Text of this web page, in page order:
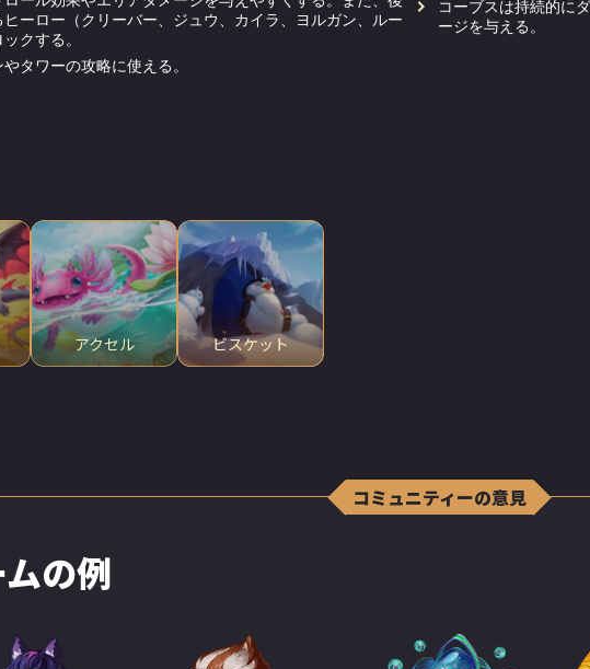
ーロー（クリーバー、ジュウ、カイラ、ヨルガン、ルー
クする。
タワーの攻略に使える。
コーブスは持続的に
ージを与える。
アクセル ビスケット
コミュニティーの意見
の例